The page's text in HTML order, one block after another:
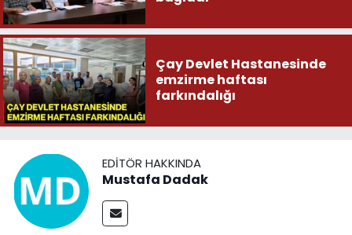
Çay Devlet Hastanesinde
emzirme haftası
farkındalığı
EDITÖR HAKKINDA
Mustafa Dadak